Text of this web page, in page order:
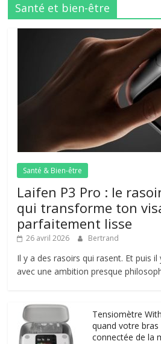
Santé et bien-être
Santé & Bien-être
Laifen P3 Pro : le
qui transforme ton
parfaitement lisse
26 avril 2026 Bertrand
Il y a des rasoirs qui rasent. Et puis
avec une ambition presque
Tensiomètre
quand votre
connectée de la